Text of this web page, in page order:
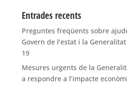
Entrades recents
Preguntes freqüents sobre
Govern de l’estat i la
19
Mesures urgents de la
a respondre a l’impacte